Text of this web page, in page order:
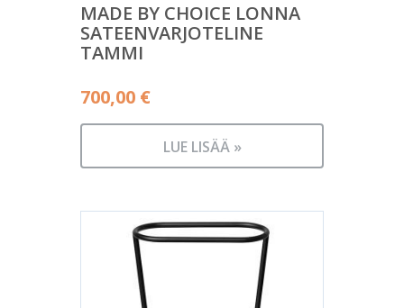
MADE BY CHOICE LONNA
SATEENVARJOTELINE
TAMMI
700,00 €
LUE LISÄÄ »